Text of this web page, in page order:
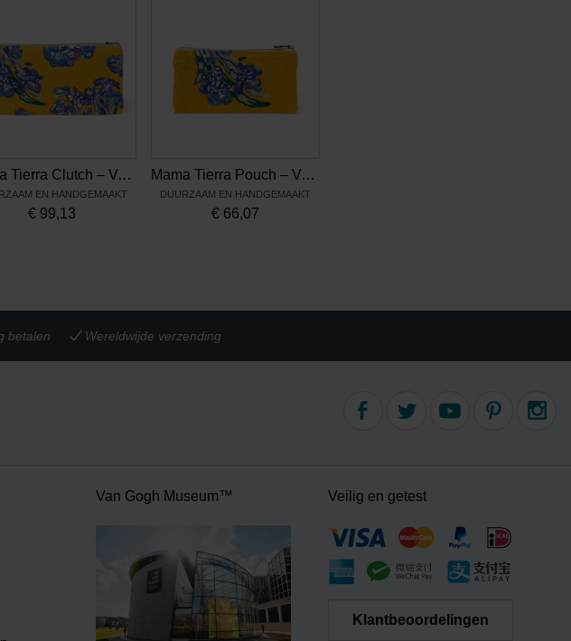
Mama Tierra Clutch – Van Gogh Irissen
EN HANDGEMAAKT
€ 99,13
Mama Tierra Pouch – Van Gogh Irissen
DUURZAAM EN HANDGEMAAKT
€ 66,07
betalen Wereldwijde verzending
Van Gogh Museum™ Veilig en getest